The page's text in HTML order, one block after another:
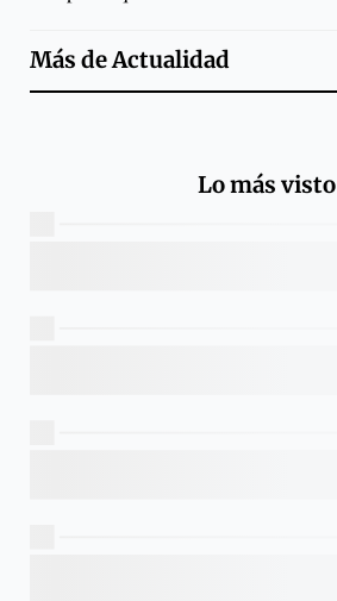
Más deActualidad
Lo más visto